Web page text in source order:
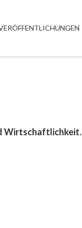
Wirtschaftlichkeit.